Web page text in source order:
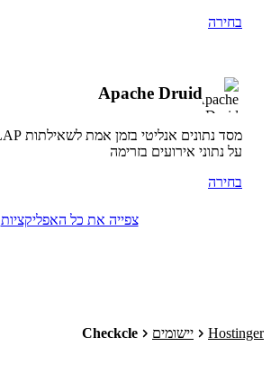
בחירה
Apache Druid
על נתוני אירועים בזרימה
בחירה
צפייה את כל האפליקציות
Hostinger יישומים Checkcle